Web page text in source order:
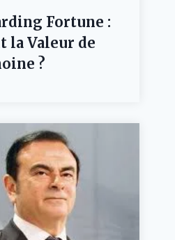
Fortune :
la Valeur de
?